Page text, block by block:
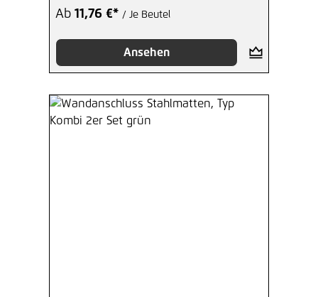
Ab 11,76 €* / Je Beutel
Ansehen